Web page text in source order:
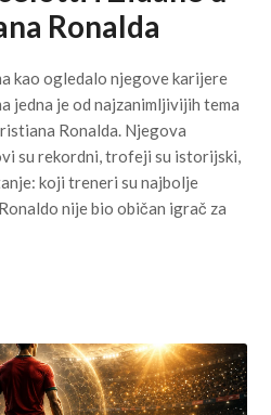
Ronalda
kao ogledalo njegove karijere
jedna je od najzanimljivijih tema
Ronalda. Njegova
su rekordni, trofeji su istorijski,
koji treneri su najbolje
nije bio običan igrač za